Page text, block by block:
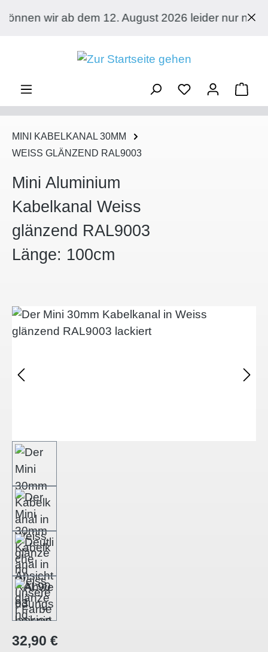
Zum Hauptinhalt springen
ab dem 12. August 2026 leider nur noch
MINI KABELKANAL 30MM
WEISS GLÄNZEND RAL9003
Mini Aluminium
Kabelkanal Weiss
glänzend RAL9003
Länge: 100cm
Bildergalerie überspringen
Regulärer Preis:
32,90 €